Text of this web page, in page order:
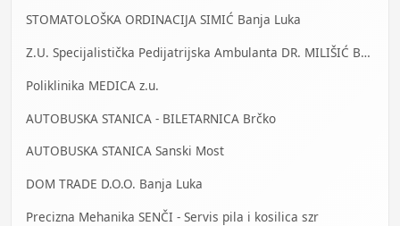
STOMATOLOŠKA ORDINACIJA SIMIĆ Banja Luka
Z.U. Specijalistička Pedijatrijska Ambulanta DR. MILIŠIĆ Banja Luka
Poliklinika MEDICA z.u.
AUTOBUSKA STANICA - BILETARNICA Brčko
AUTOBUSKA STANICA Sanski Most
DOM TRADE D.O.O. Banja Luka
Precizna Mehanika SENČI - Servis pila i kosilica szr